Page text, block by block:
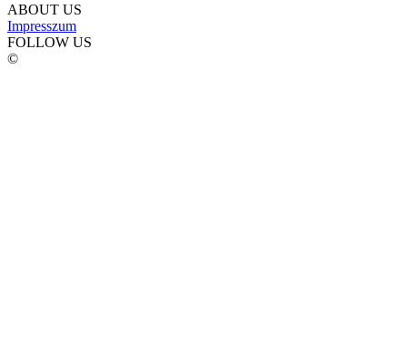
ABOUT US
Impresszum
FOLLOW US
©